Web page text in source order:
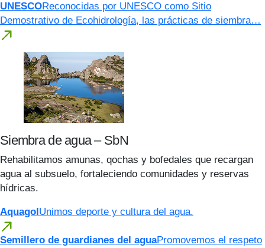
UNESCOReconocidas por UNESCO como Sitio
Demostrativo de Ecohidrología, las prácticas de siembra…
Siembra de agua – SbN
Rehabilitamos amunas, qochas y bofedales que recargan
agua al subsuelo, fortaleciendo comunidades y reservas
hídricas.
AquagolUnimos deporte y cultura del agua.
Semillero de guardianes del aguaPromovemos el respeto